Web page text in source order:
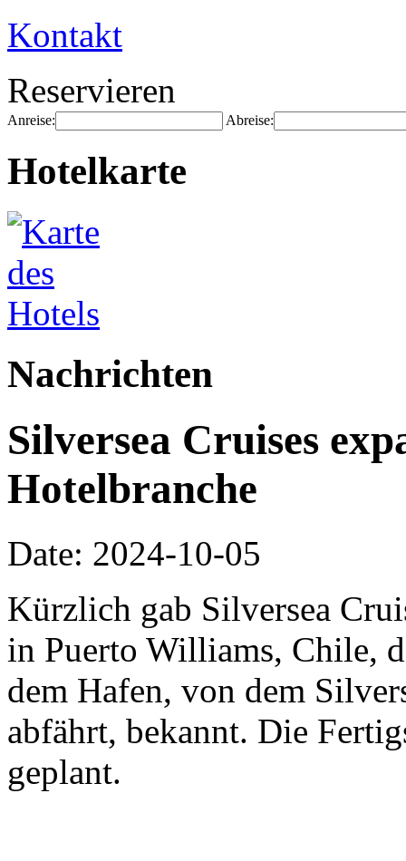
Kontakt
Reservieren
Anreise: Abreise:
Hotelkarte
Nachrichten
Silversea Cruises
Hotelbranche
Date: 2024-10-05
Kürzlich gab Silversea
in Puerto Williams, Chile,
dem Hafen, von dem
abfährt, bekannt. Die
geplant.